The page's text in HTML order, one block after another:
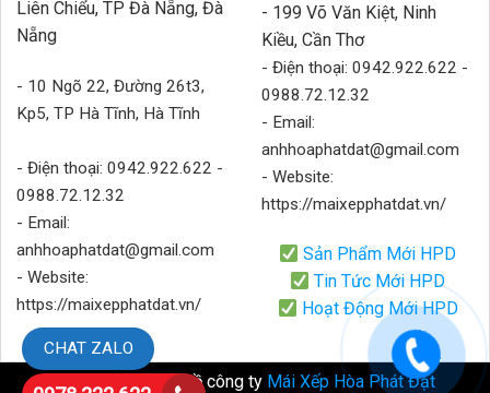
Liên Chiểu, TP Đà Nẵng, Đà
Nẵng
- 10 Ngõ 22, Đường 26t3,
Kp5, TP Hà Tĩnh, Hà Tĩnh
- Điện thoại: 0942.922.622 -
0988.72.12.32
- Email:
anhhoaphatdat@gmail.com
- Website:
https://maixepphatdat.vn/
- 199 Võ Văn Kiệt, Ninh
Kiều, Cần Thơ
- Điện thoại: 0942.922.622 -
0988.72.12.32
- Email:
anhhoaphatdat@gmail.com
- Website:
https://maixepphatdat.vn/
Sản Phẩm Mới HPD
Tin Tức Mới HPD
Hoạt Động Mới HPD
Bản quyền thuộc về công ty Mái Xếp Hòa Phát Đạt
CHAT ZALO